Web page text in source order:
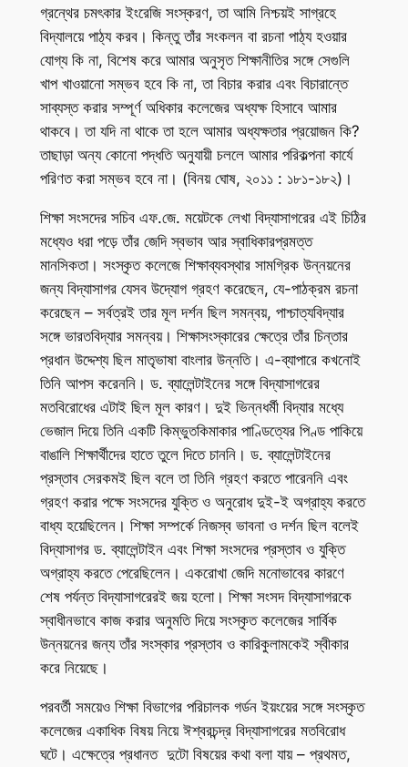
গ্রন্থের চমৎকার ইংরেজি সংস্করণ, তা আমি নিশ্চয়ই সাগ্রহে
বিদ্যালয়ে পাঠ্য করব। কিন্তু তাঁর সংকলন বা রচনা পাঠ্য হওয়ার
যোগ্য কি না, বিশেষ করে আমার অনুসৃত শিক্ষানীতির সঙ্গে সেগুলি
খাপ খাওয়ানো সম্ভব হবে কি না, তা বিচার করার এবং বিচারান্তে
সাব্যস্ত করার সম্পূর্ণ অধিকার কলেজের অধ্যক্ষ হিসাবে আমার
থাকবে। তা যদি না থাকে তা হলে আমার অধ্যক্ষতার প্রয়োজন কি?
তাছাড়া অন্য কোনো পদ্ধতি অনুযায়ী চললে আমার পরিকল্পনা কার্যে
পরিণত করা সম্ভব হবে না। (বিনয় ঘোষ, ২০১১ : ১৮১-১৮২)।
শিক্ষা সংসদের সচিব এফ.জে. ময়েটকে লেখা বিদ্যাসাগরের এই চিঠির
মধ্যেও ধরা পড়ে তাঁর জেদি স্বভাব আর স্বাধিকারপ্রমত্ত
মানসিকতা। সংস্কৃত কলেজে শিক্ষাব্যবস্থার সামগ্রিক উন্নয়নের
জন্য বিদ্যাসাগর যেসব উদ্যোগ গ্রহণ করেছেন, যে-পাঠক্রম রচনা
করেছেন – সর্বত্রই তার মূল দর্শন ছিল সমন্বয়, পাশ্চাত্যবিদ্যার
সঙ্গে ভারতবিদ্যার সমন্বয়। শিক্ষাসংস্কারের ক্ষেত্রে তাঁর চিন্তার
প্রধান উদ্দেশ্য ছিল মাতৃভাষা বাংলার উন্নতি। এ-ব্যাপারে কখনোই
তিনি আপস করেননি। ড. ব্যালেন্টাইনের সঙ্গে বিদ্যাসাগরের
মতবিরোধের এটাই ছিল মূল কারণ। দুই ভিন্নধর্মী বিদ্যার মধ্যে
ভেজাল দিয়ে তিনি একটি কিম্ভুতকিমাকার পাণ্ডিত্যের পিণ্ড পাকিয়ে
বাঙালি শিক্ষার্থীদের হাতে তুলে দিতে চাননি। ড. ব্যালেন্টাইনের
প্রস্তাব সেরকমই ছিল বলে তা তিনি গ্রহণ করতে পারেননি এবং
গ্রহণ করার পক্ষে সংসদের যুক্তি ও অনুরোধ দুই-ই অগ্রাহ্য করতে
বাধ্য হয়েছিলেন। শিক্ষা সম্পর্কে নিজস্ব ভাবনা ও দর্শন ছিল বলেই
বিদ্যাসাগর ড. ব্যালেন্টাইন এবং শিক্ষা সংসদের প্রস্তাব ও যুক্তি
অগ্রাহ্য করতে পেরেছিলেন। একরোখা জেদি মনোভাবের কারণে
শেষ পর্যন্ত বিদ্যাসাগরেরই জয় হলো। শিক্ষা সংসদ বিদ্যাসাগরকে
স্বাধীনভাবে কাজ করার অনুমতি দিয়ে সংস্কৃত কলেজের সার্বিক
উন্নয়নের জন্য তাঁর সংস্কার প্রস্তাব ও কারিকুলামকেই স্বীকার
করে নিয়েছে।
পরবর্তী সময়েও শিক্ষা বিভাগের পরিচালক গর্ডন ইয়ংয়ের সঙ্গে সংস্কৃত
কলেজের একাধিক বিষয় নিয়ে ঈশ্বরচন্দ্র বিদ্যাসাগরের মতবিরোধ
ঘটে। এক্ষেত্রে প্রধানত দুটো বিষয়ের কথা বলা যায় – প্রথমত,